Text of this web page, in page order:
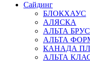
Сайдинг
БЛОКХАУС
АЛЯСКА
АЛЬТА БРУС
АЛЬТА
КАНАДА
АЛЬТА